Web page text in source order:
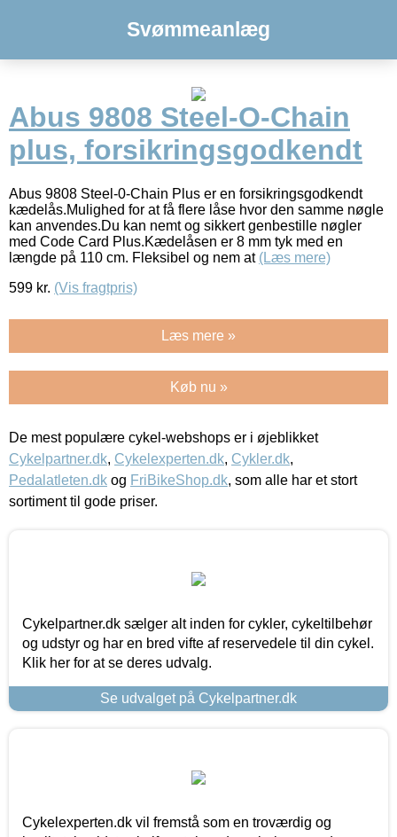
Svømmeanlæg
Abus 9808 Steel-O-Chain
plus, forsikringsgodkendt
Abus 9808 Steel-0-Chain Plus er en forsikringsgodkendt
kædelås.Mulighed for at få flere låse hvor den samme nøgle
kan anvendes.Du kan nemt og sikkert genbestille nøgler
med Code Card Plus.Kædelåsen er 8 mm tyk med en
længde på 110 cm. Fleksibel og nem at (Læs mere)
599 kr. (Vis fragtpris)
Læs mere »
Køb nu »
De mest populære cykel-webshops er i øjeblikket
Cykelpartner.dk, Cykelexperten.dk, Cykler.dk,
Pedalatleten.dk og FriBikeShop.dk, som alle har et stort
sortiment til gode priser.
Cykelpartner.dk sælger alt inden for cykler, cykeltilbehør
og udstyr og har en bred vifte af reservedele til din cykel.
Klik her for at se deres udvalg.
Se udvalget på Cykelpartner.dk
Cykelexperten.dk vil fremstå som en troværdig og